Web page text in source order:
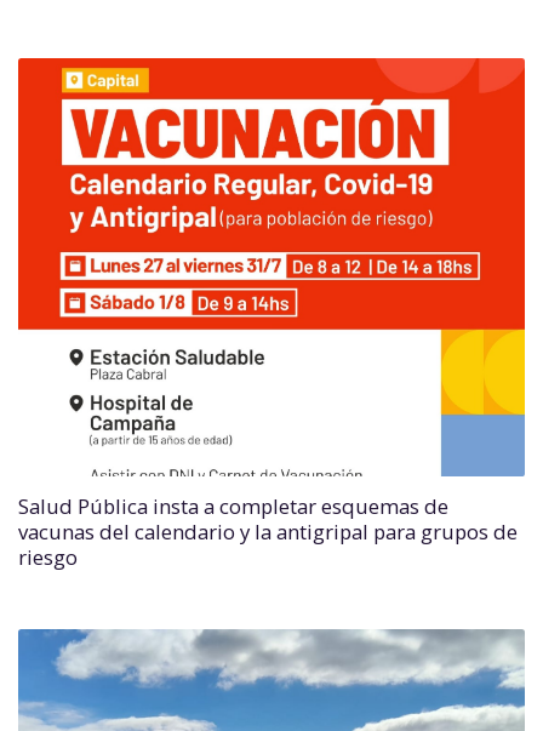
Salud Pública insta a completar esquemas de
vacunas del calendario y la antigripal para grupos de
riesgo